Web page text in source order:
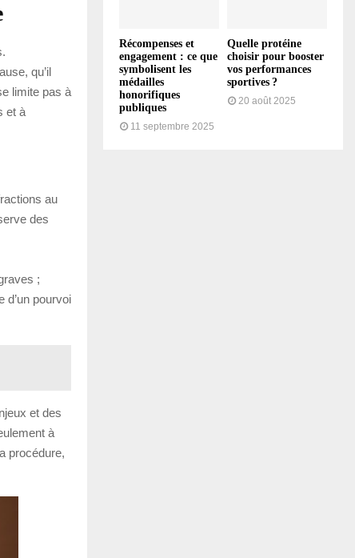
qu’il
limite pas à
et à
au
des
;
d’un pourvoi
et des
à
procédure,
Récompenses et
engagement : ce que
symbolisent les
médailles
honorifiques
publiques
11 septembre 2025
Quelle protéine
choisir pour booster
vos performances
sportives ?
20 août 2025